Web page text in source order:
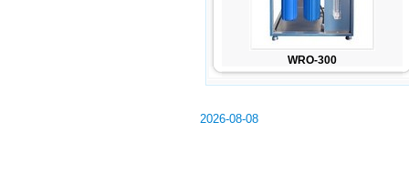
WRO-300
2026-08-08